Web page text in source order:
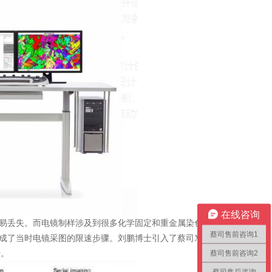
失。而电镜制样涉及到很多化学固定和重金属染色，
了当时电镜采图的限速步骤。刘鹏博士引入了蔡司X射线
在线咨询
蔡司售前咨询1
蔡司售前咨询2